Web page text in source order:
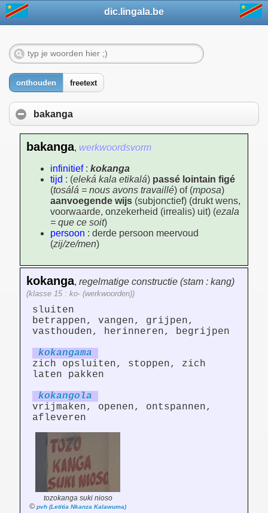
dic.lingala.be
onthouden freetext
bakanga
bakanga, werkwoordsvorm
infinitief: kokanga
tijd : (eleká kala etikalá) passé lointain figé
(tosálá = nous avons travaillé) of (mposa)
aanvoegende wijs (subjonctief) (drukt wens,
voorwaarde, onzekerheid (irrealis) uit) (ezala
= que ce soit)
persoon : derde persoon meervoud
(zij/ze/men)
kokanga, regelmatige constructie (stam : kang)
(klasse 15 : ko- (werkwoorden))
sluiten
betrappen, vangen, grijpen,
vasthouden, herinneren, begrijpen
kokangama
zich opsluiten, stoppen, zich
laten pakken
kokangola
vrijmaken, openen, ontspannen,
afleveren
tozokanga suki nioso
© pvh (Letitia Nkanza Kalawuma)